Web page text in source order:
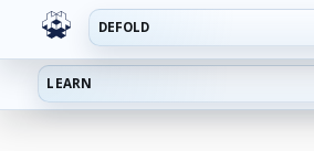
DEFOLD
LEARN